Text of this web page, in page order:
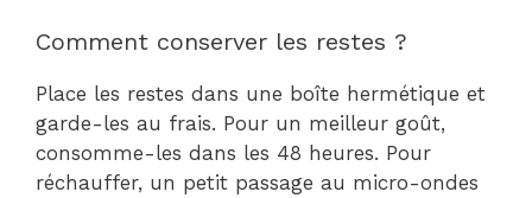
Comment conserver les restes ?
Place les restes dans une boîte hermétique et
garde-les au frais. Pour un meilleur goût,
consomme-les dans les 48 heures. Pour
réchauffer, un petit passage au micro-ondes